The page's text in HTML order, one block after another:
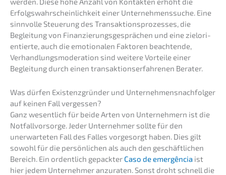
Erfolgs­wahr­schein­lich­keit einer Unter­neh­mens­su­che. Eine
sinnvol­le Steue­rung des Trans­ak­ti­ons­pro­zes­ses, die
Beglei­tung von Finan­zie­rungs­ge­sprä­chen und eine zielori­
en­tier­te, auch die emotio­na­len Fakto­ren beach­ten­de,
Verhand­lungs­mo­de­ra­ti­on sind weite­re Vortei­le einer
Beglei­tung durch einen trans­ak­ti­ons­er­fah­re­nen Berater.
Was dürfen Existenz­grün­der und Unter­neh­mens­nach­fol­ger
auf keinen Fall vergessen?
Ganz wesent­lich für beide Arten von Unter­neh­mern ist die
Notfall­vor­sor­ge. Jeder Unter­neh­mer sollte für den
unerwar­te­ten Fall des Falles vorge­sorgt haben. Dies gilt
sowohl für die persön­li­chen als auch den geschäft­li­chen
Bereich. Ein ordent­lich gepack­ter Caso de emergên­cia ist
hier jedem Unter­neh­mer anzura­ten. Sonst droht schnell die